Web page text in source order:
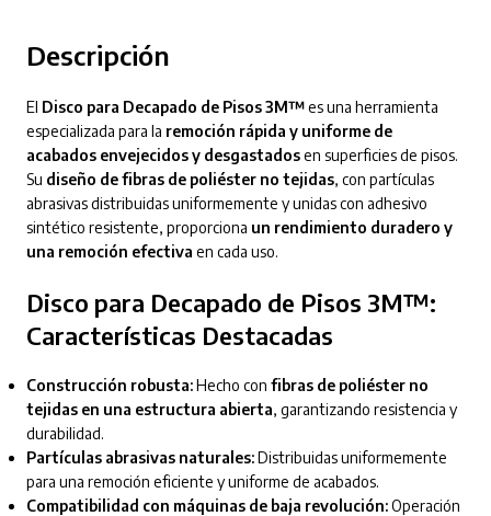
Descripción
El Disco para Decapado de Pisos 3M™es una herramienta
especializada para la remoción rápida y uniforme de
acabados envejecidos y desgastadosen superficies de pisos.
Su diseño de fibras de poliéster no tejidas, con partículas
abrasivas distribuidas uniformemente y unidas con adhesivo
sintético resistente, proporciona un rendimiento duradero y
una remoción efectiva en cada uso.
Disco para Decapado de Pisos 3M™:
Características Destacadas
Construcción robusta:Hecho con fibras de poliéster no
tejidas en una estructura abierta, garantizando resistencia y
durabilidad.
Partículas abrasivas naturales:Distribuidas uniformemente
para una remoción eficiente y uniforme de acabados.
Compatibilidad con máquinas de baja revolución:Operación